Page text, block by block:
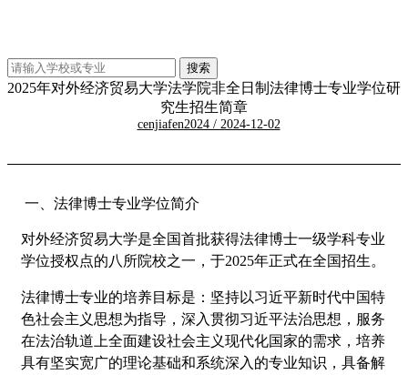
2025年对外经济贸易大学法学院非全日制法律博士专业学位研
究生招生简章
cenjiafen2024 / 2024-12-02
一、法律博士专业学位简介
对外经济贸易大学是全国首批获得法律博士一级学科专业
学位授权点的八所院校之一，于2025年正式在全国招生。
法律博士专业的培养目标是：坚持以习近平新时代中国特
色社会主义思想为指导，深入贯彻习近平法治思想，服务
在法治轨道上全面建设社会主义现代化国家的需求，培养
具有坚实宽广的理论基础和系统深入的专业知识，具备解